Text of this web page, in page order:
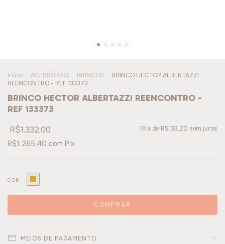
Início . ACESSÓRIOS . BRINCOS . BRINCO HECTOR ALBERTAZZI
REENCONTRO - REF 133373
BRINCO HECTOR ALBERTAZZI REENCONTRO -
REF 133373
R$1.332,00 10 x de R$133,20 sem juros
R$1.265,40 com Pix
COR
MEIOS DE PAGAMENTO